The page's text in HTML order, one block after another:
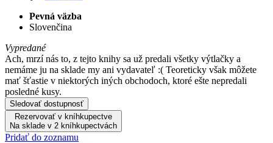
Pevná väzba
Slovenčina
Vypredané
Ach, mrzí nás to, z tejto knihy sa už predali všetky výtlačky a
nemáme ju na sklade my ani vydavateľ :( Teoreticky však môžete
mať šťastie v niektorých iných obchodoch, ktoré ešte nepredali
posledné kusy.
Sledovať dostupnosť
Rezervovať v kníhkupectve
Na sklade v 2 kníhkupectvách
Pridať do zoznamu